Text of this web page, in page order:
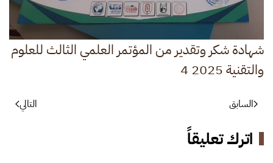
شهادة شكر وتقدير من المؤتمر العلمي الثالث للعلوم
والتقنية 2025 4
السابق التالي
اترك تعليقاً